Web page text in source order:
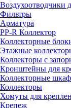
Воздухоотводчики
Фильтры
Арматура
PP-R Коллектор
Коллекторные
Этажные
Коллекторы с
Кронштейны для
Коллекторные
Коллекторы
Хомуты для
Крепеж